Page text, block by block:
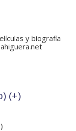
y biografía
(+)
)